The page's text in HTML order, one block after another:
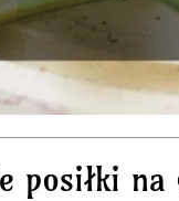
posiłki na